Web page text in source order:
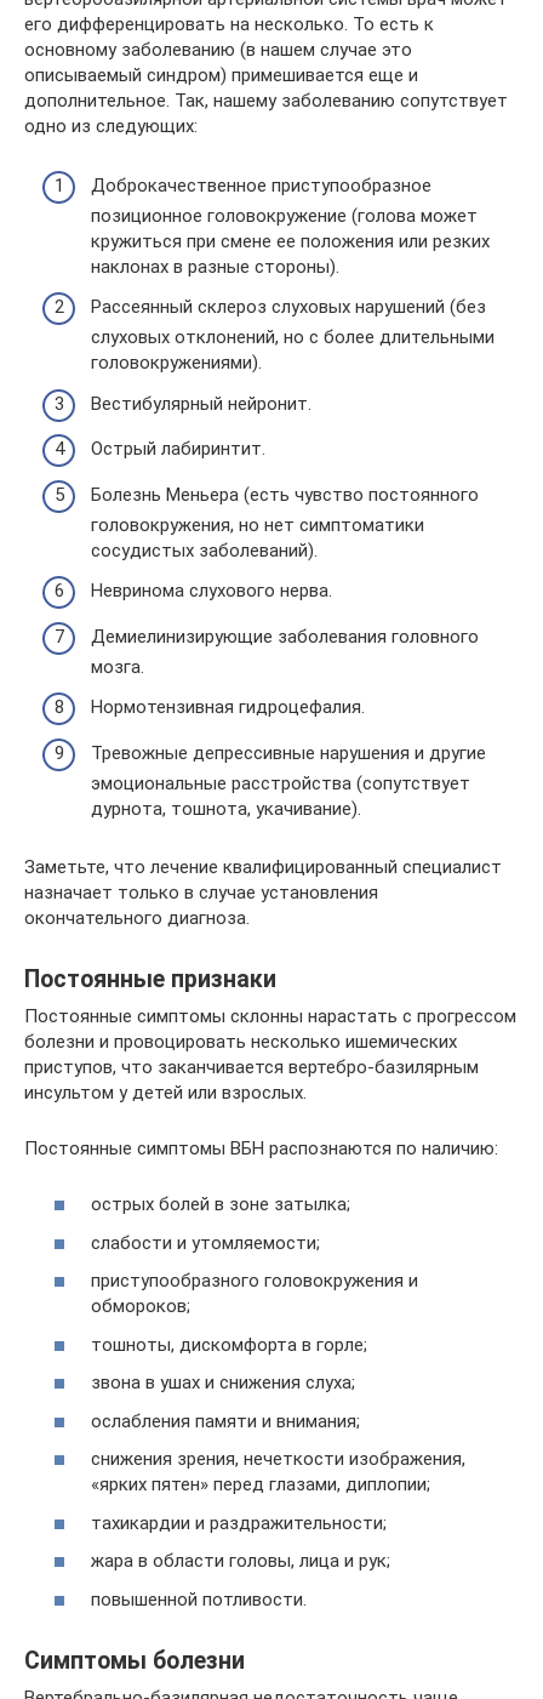
его дифференцировать на несколько. То есть к
основному заболеванию (в нашем случае это
описываемый синдром) примешивается еще и
дополнительное. Так, нашему заболеванию сопутствует
одно из следующих:
Доброкачественное приступообразное
позиционное головокружение (голова может
кружиться при смене ее положения или резких
наклонах в разные стороны).
Рассеянный склероз слуховых нарушений (без
слуховых отклонений, но с более длительными
головокружениями).
Вестибулярный нейронит.
Острый лабиринтит.
Болезнь Меньера (есть чувство постоянного
головокружения, но нет симптоматики
сосудистых заболеваний).
Невринома слухового нерва.
Демиелинизирующие заболевания головного
мозга.
Нормотензивная гидроцефалия.
Тревожные депрессивные нарушения и другие
эмоциональные расстройства (сопутствует
дурнота, тошнота, укачивание).
Заметьте, что лечение квалифицированный специалист
назначает только в случае установления
окончательного диагноза.
Постоянные признаки
Постоянные симптомы склонны нарастать с прогрессом
болезни и провоцировать несколько ишемических
приступов, что заканчивается вертебро-базилярным
инсультом у детей или взрослых.
Постоянные симптомы ВБН распознаются по наличию:
острых болей в зоне затылка;
слабости и утомляемости;
приступообразного головокружения и
обмороков;
тошноты, дискомфорта в горле;
звона в ушах и снижения слуха;
ослабления памяти и внимания;
снижения зрения, нечеткости изображения,
«ярких пятен» перед глазами, диплопии;
тахикардии и раздражительности;
жара в области головы, лица и рук;
повышенной потливости.
Симптомы болезни